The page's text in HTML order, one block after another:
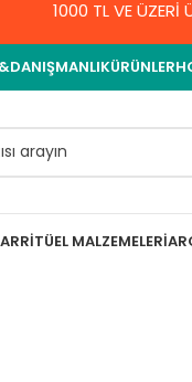
1000 TL VE ÜZERİ
ÜRÜNLER
RITÜEL MALZEMELERI